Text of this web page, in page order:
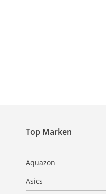
Top Marken
Aquazon
Asics